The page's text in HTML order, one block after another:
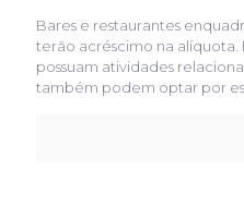
Bares e restaurantes
terão acréscimo na alíquota.
possuam atividades
também podem optar por